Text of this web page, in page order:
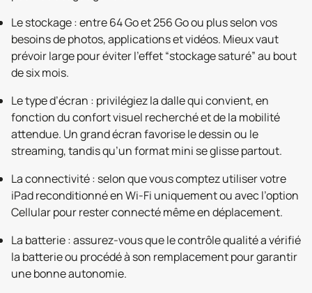
Le stockage : entre 64 Go et 256 Go ou plus selon vos
besoins de photos, applications et vidéos. Mieux vaut
prévoir large pour éviter l’effet “stockage saturé” au bout
de six mois.
Le type d’écran : privilégiez la dalle qui convient, en
fonction du confort visuel recherché et de la mobilité
attendue. Un grand écran favorise le dessin ou le
streaming, tandis qu’un format mini se glisse partout.
La connectivité : selon que vous comptez utiliser votre
iPad reconditionné en Wi-Fi uniquement ou avec l’option
Cellular pour rester connecté même en déplacement.
La batterie : assurez-vous que le contrôle qualité a vérifié
la batterie ou procédé à son remplacement pour garantir
une bonne autonomie.